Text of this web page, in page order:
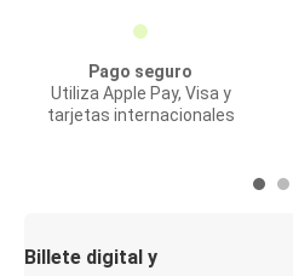
Pago seguro
Utiliza Apple Pay, Visa y
tarjetas internacionales
Billete digital y